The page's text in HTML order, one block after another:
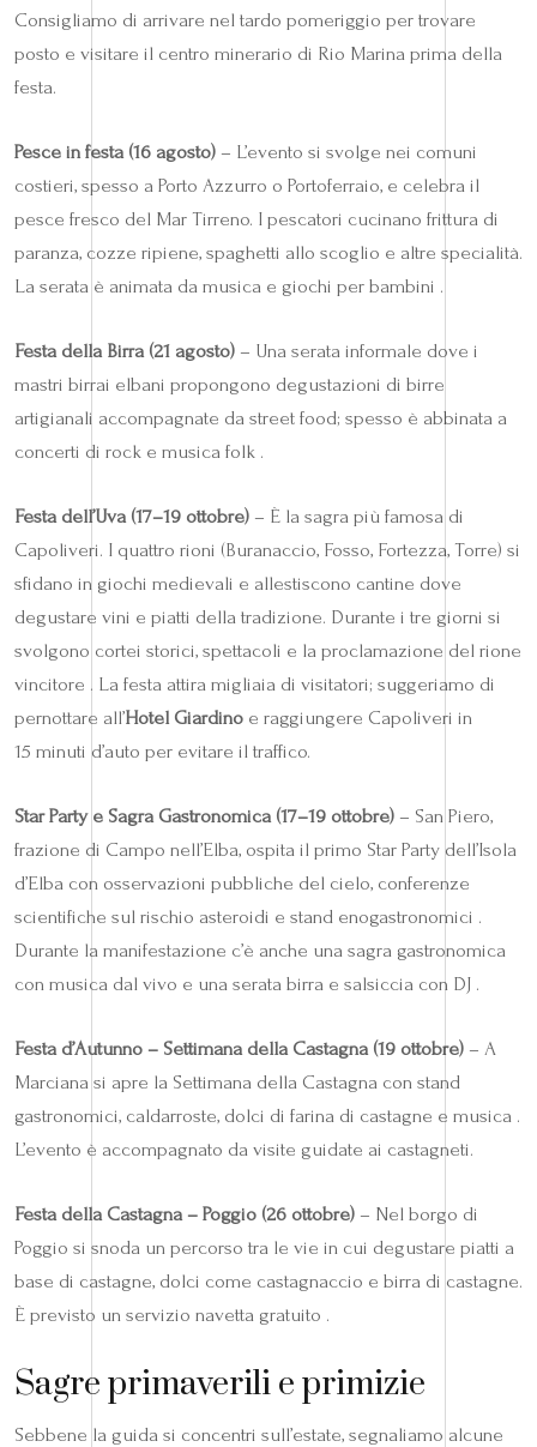
Consigliamo di arrivare nel tardo pomeriggio per trovare
posto e visitare il centro minerario di Rio Marina prima della
festa.
Pesce in festa (16 agosto) – L’evento si svolge nei comuni
costieri, spesso a Porto Azzurro o Portoferraio, e celebra il
pesce fresco del Mar Tirreno. I pescatori cucinano frittura di
paranza, cozze ripiene, spaghetti allo scoglio e altre specialità.
La serata è animata da musica e giochi per bambini .
Festa della Birra (21 agosto) – Una serata informale dove i
mastri birrai elbani propongono degustazioni di birre
artigianali accompagnate da street food; spesso è abbinata a
concerti di rock e musica folk .
Festa dell’Uva (17–19 ottobre) – È la sagra più famosa di
Capoliveri. I quattro rioni (Buranaccio, Fosso, Fortezza, Torre) si
sfidano in giochi medievali e allestiscono cantine dove
degustare vini e piatti della tradizione. Durante i tre giorni si
svolgono cortei storici, spettacoli e la proclamazione del rione
vincitore . La festa attira migliaia di visitatori; suggeriamo di
pernottare all’Hotel Giardino e raggiungere Capoliveri in
15 minuti d’auto per evitare il traffico.
Star Party e Sagra Gastronomica (17–19 ottobre) – San Piero,
frazione di Campo nell’Elba, ospita il primo Star Party dell’Isola
d’Elba con osservazioni pubbliche del cielo, conferenze
scientifiche sul rischio asteroidi e stand enogastronomici .
Durante la manifestazione c’è anche una sagra gastronomica
con musica dal vivo e una serata birra e salsiccia con DJ .
Festa d’Autunno – Settimana della Castagna (19 ottobre) – A
Marciana si apre la Settimana della Castagna con stand
gastronomici, caldarroste, dolci di farina di castagne e musica .
L’evento è accompagnato da visite guidate ai castagneti.
Festa della Castagna – Poggio (26 ottobre) – Nel borgo di
Poggio si snoda un percorso tra le vie in cui degustare piatti a
base di castagne, dolci come castagnaccio e birra di castagne.
È previsto un servizio navetta gratuito .
Sagre primaverili e primizie
Sebbene la guida si concentri sull’estate, segnaliamo alcune